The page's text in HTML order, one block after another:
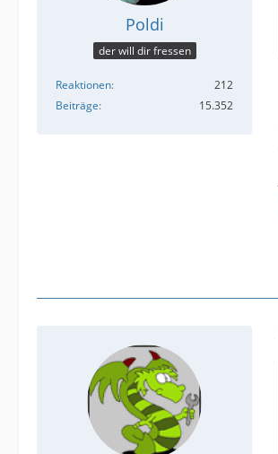
Poldi
der will dir fressen
Reaktionen
212
Beiträge
15.352